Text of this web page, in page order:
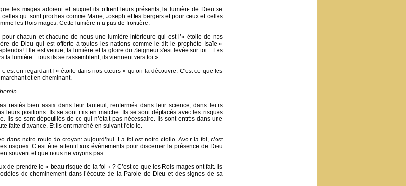
les mages adorent et auquel ils offrent leurs présents, la lumière de Dieu se
celles qui sont proches comme Marie, Joseph et les bergers et pour ceux et celles
les Rois mages. Cette lumière n’a pas de frontière.
chacun et chacune de nous une lumière intérieure qui est l’« étoile de nos
de Dieu qui est offerte à toutes les nations comme le dit le prophète Isaïe «
Elle est venue, ta lumière et la gloire du Seigneur s'est levée sur toi... Les
ta lumière... tous ils se rassemblent, ils viennent vers toi ».
en regardant l’« étoile dans nos cœurs » qu’on la découvre. C'est ce que les
et en cheminant.
restés bien assis dans leur fauteuil, renfermés dans leur science, dans leurs
leurs positions. Ils se sont mis en marche. Ils se sont déplacés avec les risques
Ils se sont dépouillés de ce qui n’était pas nécessaire. Ils sont entrés dans une
faite d’avance. Et ils ont marché en suivant l'étoile.
dans notre route de croyant aujourd’hui. La foi est notre étoile. Avoir la foi, c’est
risques. C’est être attentif aux événements pour discerner la présence de Dieu
souvent et que nous ne voyons pas.
de prendre le « beau risque de la foi » ? C’est ce que les Rois mages ont fait. Ils
de cheminement dans l’écoute de la Parole de Dieu et des signes de sa